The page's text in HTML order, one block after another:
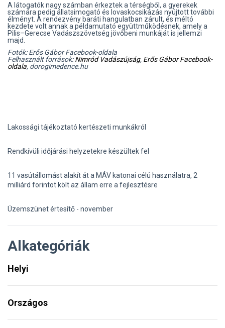
A látogatók nagy számban érkeztek a térségből, a gyerekek
számára pedig állatsimogató és lovaskocsikázás nyújtott további
élményt. A rendezvény baráti hangulatban zárult, és méltó
kezdete volt annak a példamutató együttműködésnek, amely a
Pilis–Gerecse Vadászszövetség jövőbeni munkáját is jellemzi
majd.
Fotók: Erős Gábor Facebook-oldala
Felhasznált források:Nimród Vadászújság, Erős Gábor Facebook-
oldala, dorogimedence.hu
Lakossági tájékoztató kertészeti munkákról
Rendkívüli időjárási helyzetekre készültek fel
11 vasútállomást alakít át a MÁV katonai célú használatra, 2
milliárd forintot költ az állam erre a fejlesztésre
Üzemszünet értesítő - november
Alkategóriák
Helyi
Országos